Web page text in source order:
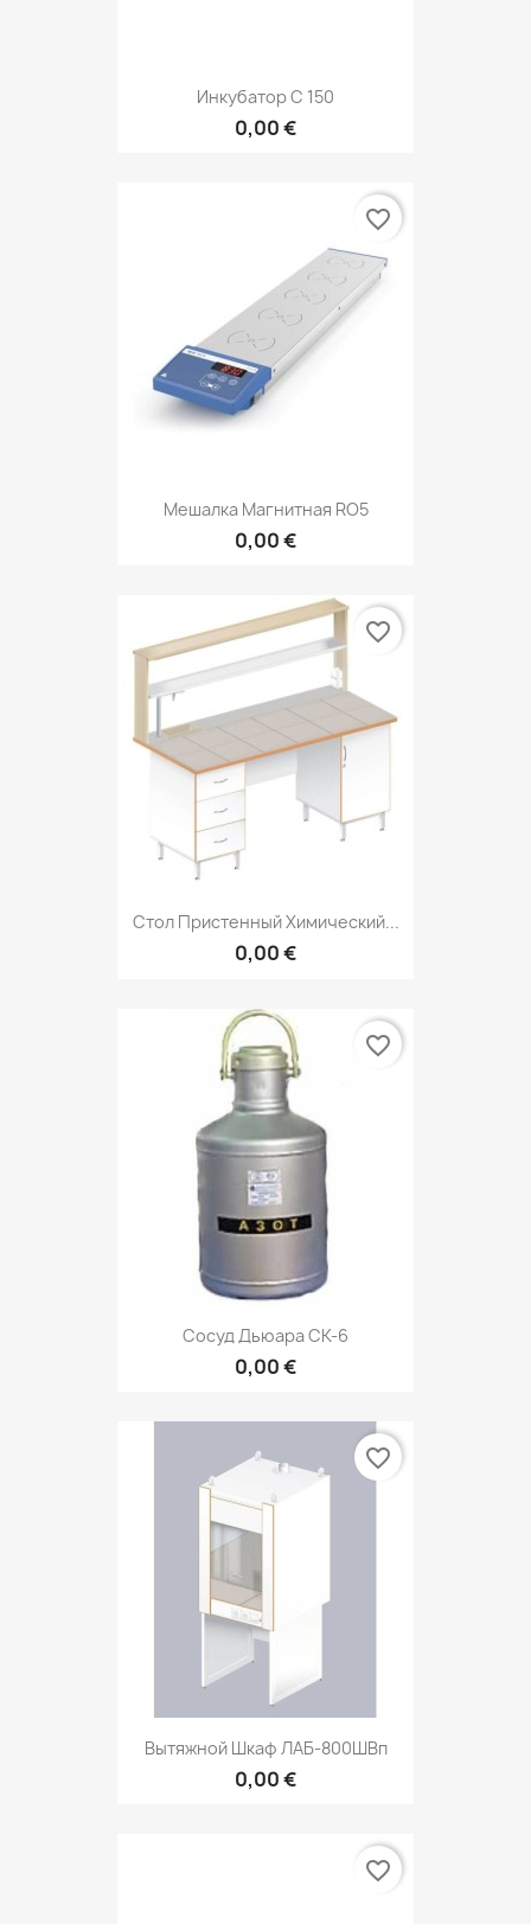
Инкубатор С 150
0,00 €
Мешалка Магнитная RO5
0,00 €
favorite_border
Стол Пристенный Химический...
0,00 €
favorite_border
Сосуд Дьюара СК-6
0,00 €
favorite_border
Вытяжной Шкаф ЛАБ-800ШВп
0,00 €
favorite_border
favorite_border